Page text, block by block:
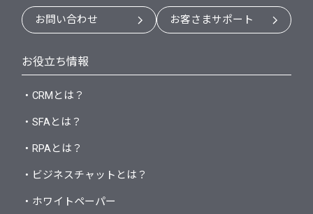
お問い合わせ お客さまサポート
お役立ち情報
・CRMとは？
・SFAとは？
・RPAとは？
・ビジネスチャットとは？
・ホワイトペーパー